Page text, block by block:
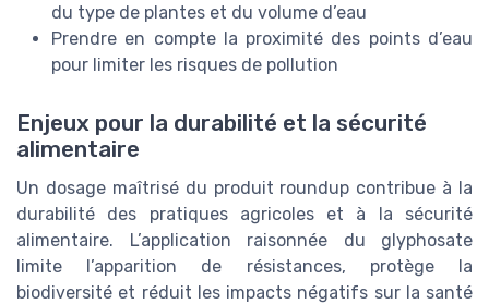
du type de plantes et du volume d’eau
Prendre en compte la proximité des points d’eau
pour limiter les risques de pollution
Enjeux pour la durabilité et la sécurité
alimentaire
Un dosage maîtrisé du produit roundup contribue à la
durabilité des pratiques agricoles et à la sécurité
alimentaire. L’application raisonnée du glyphosate
limite l’apparition de résistances, protège la
biodiversité et réduit les impacts négatifs sur la santé